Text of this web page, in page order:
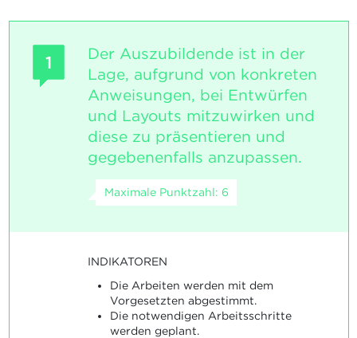
1
Der Auszubildende ist in der
Lage, aufgrund von konkreten
Anweisungen, bei Entwürfen
und Layouts mitzuwirken und
diese zu präsentieren und
gegebenenfalls anzupassen.
Maximale Punktzahl: 6
INDIKATOREN
Die Arbeiten werden mit dem
Vorgesetzten abgestimmt.
Die notwendigen Arbeitsschritte
werden geplant.